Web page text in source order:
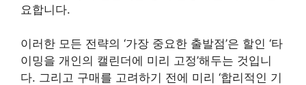
요합니다.
이러한 모든 전략의 ‘가장 중요한 출발점’은 할인 ‘타
이밍을 개인의 캘린더에 미리 고정’해두는 것입니
다. 그리고 구매를 고려하기 전에 미리 ‘합리적인 기